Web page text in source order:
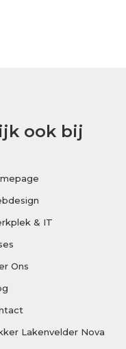
ook bij
& IT
Ons
Lakenvelder Nova